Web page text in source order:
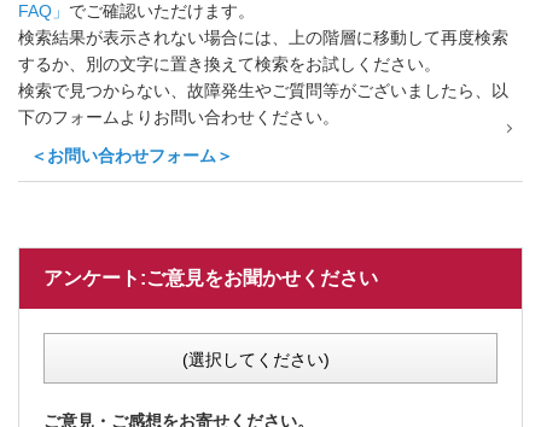
FAQ」 でご確認いただけます。
検索結果が表示されない場合には、上の階層に移動して再度検索
するか、別の文字に置き換えて検索をお試しください。
検索で見つからない、故障発生やご質問等がございましたら、以
下のフォームよりお問い合わせください。
＜お問い合わせフォーム＞
アンケート:ご意見をお聞かせください
(選択してください)
ご意見・ご感想をお寄せください。